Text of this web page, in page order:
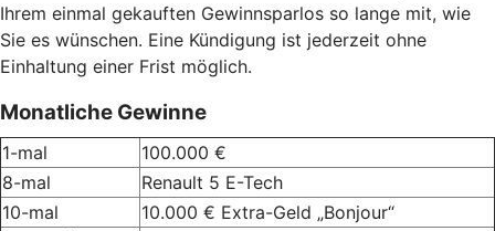
Ihrem einmal gekauften Gewinnsparlos so lange mit, wie
Sie es wünschen. Eine Kündigung ist jederzeit ohne
Einhaltung einer Frist möglich.
Monatliche Gewinne
1-mal
100.000 €
8-mal
Renault 5 E-Tech
10-mal
10.000 € Extra-Geld „Bonjour“